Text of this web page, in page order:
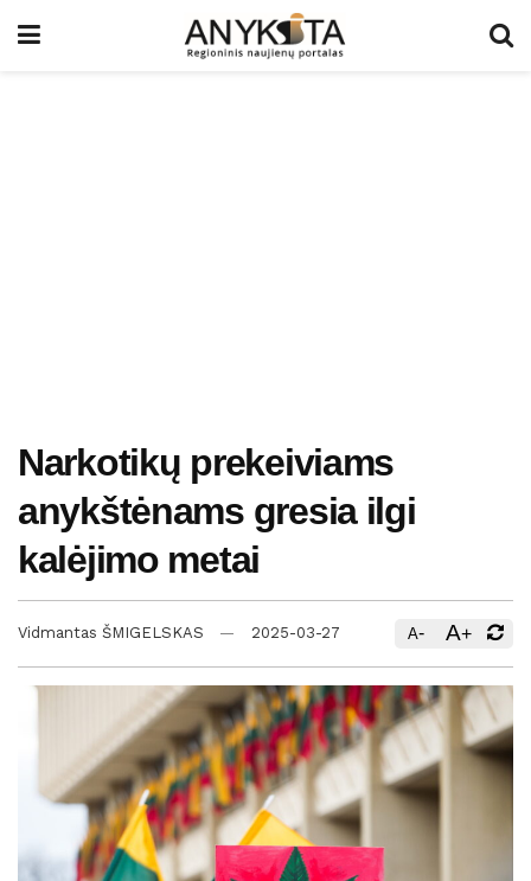
Narkotikų prekeiviams
anykštėnams gresia ilgi
kalėjimo metai
Vidmantas ŠMIGELSKAS 2025-03-27 A- A+